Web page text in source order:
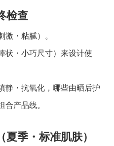
检查
激・粘腻）。
状・小巧尺寸）来设计使
静・抗氧化，哪些由晒后护
合产品线。
季・标准肌肤）